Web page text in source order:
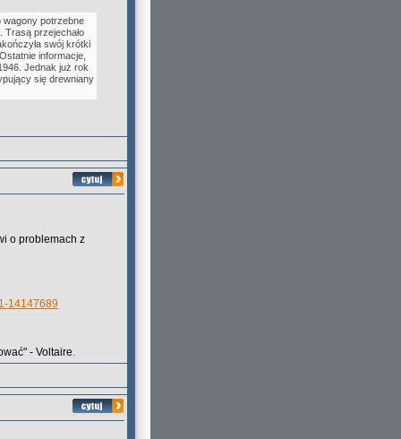
wagony potrzebne
Trasą przejechało
swój krótki
informacje,
Jednak już rok
się drewniany
o problemach z
14147689
- Voltaire.